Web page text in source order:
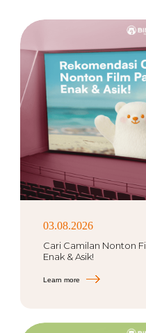
03.08.2026
Cari Camilan Nonton
Enak & Asik!
Learn more